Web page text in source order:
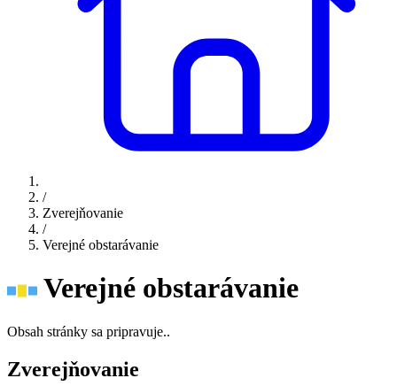
/
Zverejňovanie
/
Verejné obstarávanie
Verejné obstarávanie
Obsah stránky sa pripravuje..
Zverejňovanie